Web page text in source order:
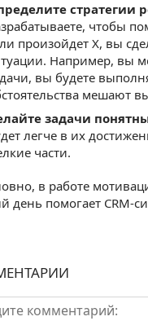
стратегии
чтобы
произойдет X, вы
Например, вы
вы будете
мешают
задачи
легче в их
части.
в работе
день помогает CRM-